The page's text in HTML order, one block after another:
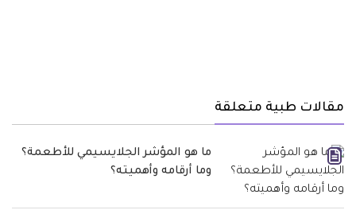
مقالات طبية متعلقة
ما هو المؤشر الجلايسيمي للأطعمة؟
وما أرقامه وأهميته؟